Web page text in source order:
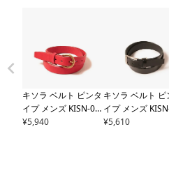
キソラ ベルト ピンタ
イプ メンズ KISN-00
3 kissora | ビジネス
¥5,940
キソラ ベルト ピ
イプ メンズ
2 kissora | ビジネ
¥5,610